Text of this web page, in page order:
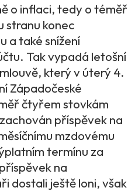
o inflaci, tedy o téměř
stranu konec
a také snížení
Tak vypadá letošní
který v úterý 4.
Západočeské
čtyřem stovkám
příspěvek na
mzdovému
termínu za
na
dostali ještě loni, však